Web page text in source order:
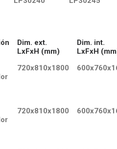
Dim. ext.
LxFxH (mm)
Dim. int.
LxFxH
720x810x1800
720x810x1800